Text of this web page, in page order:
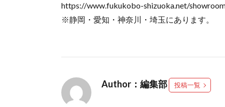
https://www.fukukobo-shizuoka.net/
※静岡・愛知・神奈川・埼玉にあります。
Author：編集部 投稿一覧